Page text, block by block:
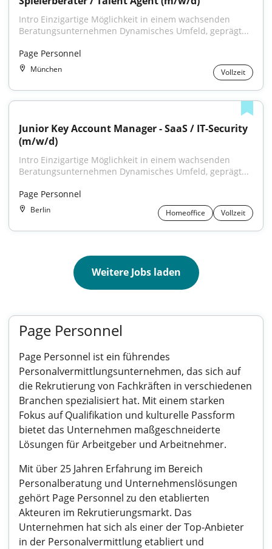
Intro Einzigartige Möglichkeit in einem wachsenden
Beratungsunternehmen Dynamisches Umfeld, geprägt...
Page Personnel
München Vollzeit
Junior Key Account Manager - SaaS / IT-Security
(m/w/d)
Intro Einzigartige Möglichkeit in einem wachsenden
Beratungsunternehmen Dynamisches Umfeld, geprägt...
Page Personnel
Berlin Homeoffice Vollzeit
Weitere Jobs laden
Page Personnel
Page Personnel ist ein führendes
Personalvermittlungsunternehmen, das sich auf
die Rekrutierung von Fachkräften in verschiedenen
Branchen spezialisiert hat. Mit einem starken
Fokus auf Qualifikation und kulturelle Passform
bietet das Unternehmen maßgeschneiderte
Lösungen für Arbeitgeber und Arbeitnehmer.
Mit über 25 Jahren Erfahrung im Bereich
Personalberatung und Unternehmenslösungen
gehört Page Personnel zu den etablierten
Akteuren im Rekrutierungsmarkt. Das
Unternehmen hat sich als einer der Top-Anbieter
in der Personalvermittlung etabliert und